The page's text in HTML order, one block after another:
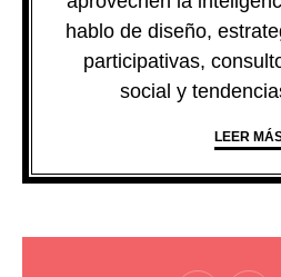
hablo de diseño,
participativas,
social y
LEER